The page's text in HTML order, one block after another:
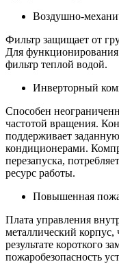
Воздушно-
Фильтр защищает от
Для
фильтр теплой водой.
Инверторный
Способен
частотой вращения.
поддерживает
кондиционерами.
перезапуска,
ресурс работы.
Повышенная
Плата управления
металлический корпус,
результате короткого
пожаробезопасность